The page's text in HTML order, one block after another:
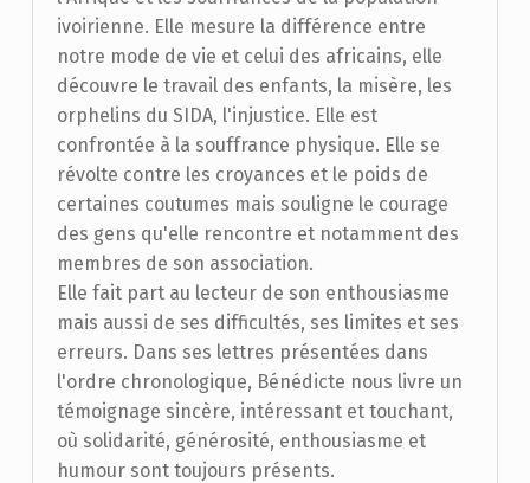
ivoirienne. Elle mesure la différence entre
notre mode de vie et celui des africains, elle
découvre le travail des enfants, la misère, les
orphelins du SIDA, l'injustice. Elle est
confrontée à la souffrance physique. Elle se
révolte contre les croyances et le poids de
certaines coutumes mais souligne le courage
des gens qu'elle rencontre et notamment des
membres de son association.
Elle fait part au lecteur de son enthousiasme
mais aussi de ses difficultés, ses limites et ses
erreurs. Dans ses lettres présentées dans
l'ordre chronologique, Bénédicte nous livre un
témoignage sincère, intéressant et touchant,
où solidarité, générosité, enthousiasme et
humour sont toujours présents.